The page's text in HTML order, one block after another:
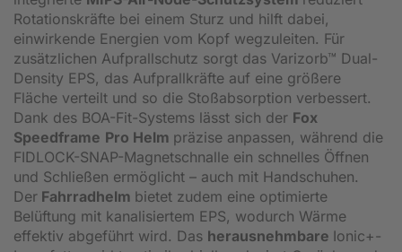
Rotationskräfte bei einem Sturz und hilft dabei,
einwirkende Energien vom Kopf wegzuleiten. Für
zusätzlichen Aufprallschutz sorgt das Varizorb™ Dual-
Density EPS, das Aufprallkräfte auf eine größere
Fläche verteilt und so die Stoßabsorption verbessert.
Dank des BOA-Fit-Systems lässt sich der Fox
Speedframe Pro Helm präzise anpassen, während die
FIDLOCK-SNAP-Magnetschnalle ein schnelles Öffnen
und Schließen ermöglicht – auch mit Handschuhen.
Der Fahrradhelm bietet zudem eine optimierte
Belüftung mit kanalisiertem EPS, wodurch Wärme
effektiv abgeführt wird. Das herausnehmbare Ionic+-